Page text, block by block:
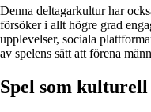
Denna deltagarkultur har
försöker i allt högre grad
upplevelser, sociala
av spelens sätt att förena
Spel som kulturell